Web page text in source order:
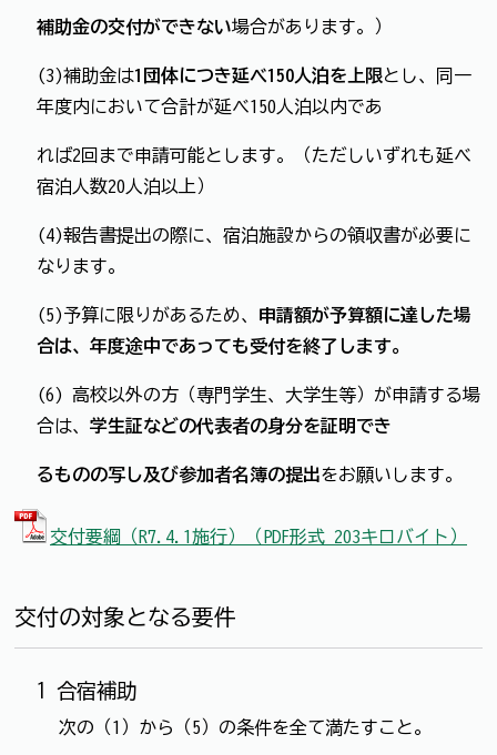
補助金の交付ができない場合があります。）
(3)補助金は1団体につき延べ150人泊を上限とし、同一
年度内において合計が延べ150人泊以内であ
れば2回まで申請可能とします。（ただしいずれも延べ
宿泊人数20人泊以上）
(4)報告書提出の際に、宿泊施設からの領収書が必要に
なります。
(5)予算に限りがあるため、 申請額が予算額に達した場
合は、年度途中であっても受付を終了します。
(6) 高校以外の方（専門学生、大学生等）が申請する場
合は、 学生証などの代表者の身分を証明でき
るものの写し及び参加者名簿の提出をお願いします。
交付要綱（R7.4.1施行）（PDF形式 203キロバイト）
交付の対象となる要件
1 合宿補助
次の（1）から（5）の条件を全て満たすこと。